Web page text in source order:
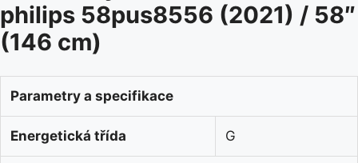
philips 58pus8556 (2021) / 58″
(146 cm)
Parametry a specifikace
Energetická třída G